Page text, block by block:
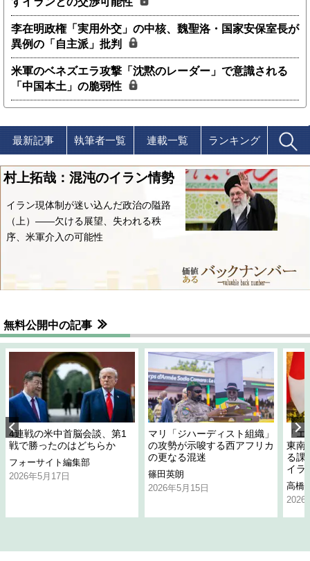
李在明政権「実用外交」の中核、魏聖洛・国家安保室長が
異例の「自主派」批判
米軍のベネズエラ攻撃「沈黙のレーダー」で意識される
「中国本土」の脆弱性
最新記事 執筆者一覧 連載一覧 ランキング
村上拓哉：混沌のイラン情勢
イラン現体制が迷い込んだ政治の隘路
（上）――欠ける展望、失われる秩
序、米軍介入の可能性
無料公開中の記事
4連戦の米中首脳会談、第1
戦で勝ったのはどちらか
フォーサイト編集部
2026年5月17日
マリ「ジハーディスト組織」
の攻勢が示唆する西アフリカ
の更なる混迷
篠田英朗
2026年5月15日
「
東南
る課
イラ
高橋
2026